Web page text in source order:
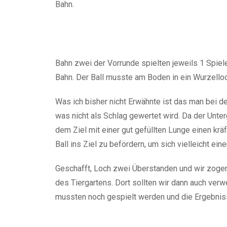
Bahn.
Bahn zwei der Vorrunde spielten jeweils 1
Bahn. Der Ball musste am Boden in ein
Was ich bisher nicht Erwähnte ist das man bei
was nicht als Schlag gewertet wird. Da der
dem Ziel mit einer gut gefüllten Lunge einen
Ball ins Ziel zu befördern, um sich vielleicht
Geschafft, Loch zwei Überstanden und wir
des Tiergartens. Dort sollten wir dann auch
mussten noch gespielt werden und die